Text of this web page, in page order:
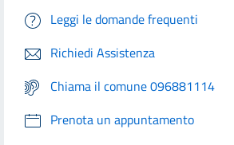
Leggi le domande frequenti
Richiedi Assistenza
Chiama il comune 096881114
Prenota un appuntamento